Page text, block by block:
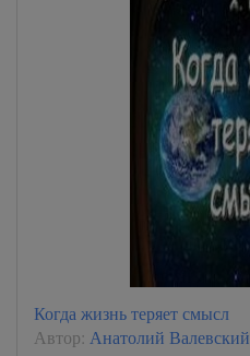
Когда жизнь теряет смысл
Автор: Анатолий Валевский